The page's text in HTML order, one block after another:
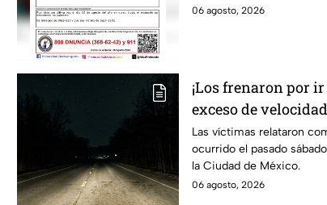
06 agosto, 2026
¡Los frenaron por
exceso de
Nuevo Laredo
asaltados en
Las víctimas relataron
ocurrido el pasado
la Ciudad de México.
06 agosto, 2026